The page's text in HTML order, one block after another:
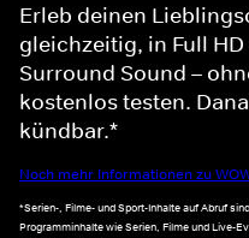
Erleb deinen
gleichzeitig, in Full
Surround Sound –
kostenlos testen.
kündbar.*
Noch mehr Informationen zu
*Serien-, Filme- und Sport-Inhalte auf Abruf
Programminhalte wie Serien, Filme und Live-